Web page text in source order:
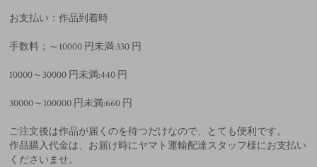
お支払い：作品到着時
手数料；～10000 円未満:330 円
10000～30000 円未満:440 円
30000～100000 円未満:660 円
ご注文後は作品が届くのを待つだけなので、とても便利です。
作品購入代金は、お届け時にヤマト運輸配達スタッフ様にお支払い
くださいませ。